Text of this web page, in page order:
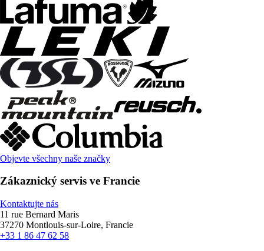
Objevte všechny naše značky
Zákaznický servis ve Francie
Kontaktujte nás
11 rue Bernard Maris
37270 Montlouis-sur-Loire, Francie
+33 1 86 47 62 58